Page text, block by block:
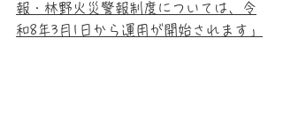
報・林野火災警報制度については、令
和8年3月1日から運用が開始されます」